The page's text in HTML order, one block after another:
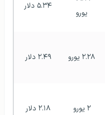
یورو
۵.۳۴ دلار
۲.۲۸ یورو ۲.۴۹ دلار
۲ یورو ۲.۱۸ دلار